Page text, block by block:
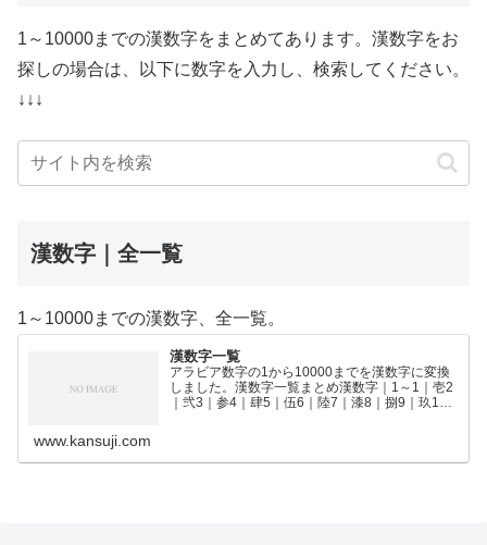
1～10000までの漢数字をまとめてあります。漢数字をお
探しの場合は、以下に数字を入力し、検索してください。
↓↓↓
漢数字｜全一覧
1～10000までの漢数字、全一覧。
漢数字一覧
アラビア数字の1から10000までを漢数字に変換
しました。漢数字一覧まとめ漢数字｜1～1｜壱2
｜弐3｜参4｜肆5｜伍6｜陸7｜漆8｜捌9｜玖10
www.kansuji.com